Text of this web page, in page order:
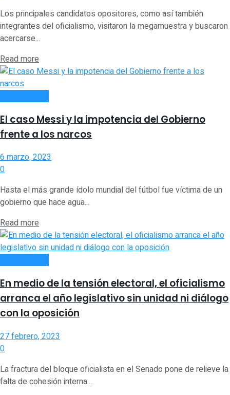
Los principales candidatos opositores, como así también
integrantes del oficialismo, visitaron la megamuestra y buscaron
acercarse...
Read more
El caso Messi y la impotencia del Gobierno
frente a los narcos
6 marzo, 2023
0
Hasta el más grande ídolo mundial del fútbol fue víctima de un
gobierno que hace agua...
Read more
En medio de la tensión electoral, el oficialismo
arranca el año legislativo sin unidad ni diálogo
con la oposición
27 febrero, 2023
0
La fractura del bloque oficialista en el Senado pone de relieve la
falta de cohesión interna...